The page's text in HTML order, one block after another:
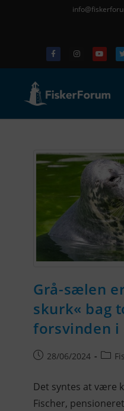
Grå-sælen
skurk« bag
forsvinden
28/06/2024
Det syntes at være
Fischer,